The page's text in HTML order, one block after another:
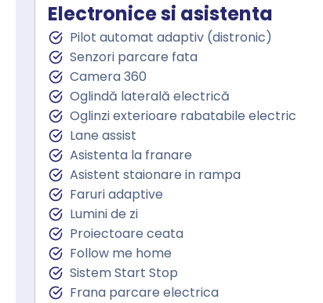
Electronice si asistenta
Pilot automat adaptiv (distronic)
Senzori parcare fata
Camera 360
Oglindă laterală electrică
Oglinzi exterioare rabatabile electric
Lane assist
Asistenta la franare
Asistent staionare in rampa
Faruri adaptive
Lumini de zi
Proiectoare ceata
Follow me home
Sistem Start Stop
Frana parcare electrica